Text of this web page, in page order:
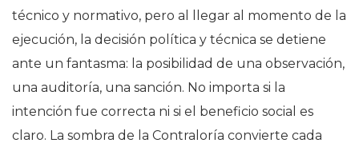
técnico y normativo, pero al llegar al momento de la
ejecución, la decisión política y técnica se detiene
ante un fantasma: la posibilidad de una observación,
una auditoría, una sanción. No importa si la
intención fue correcta ni si el beneficio social es
claro. La sombra de la Contraloría convierte cada